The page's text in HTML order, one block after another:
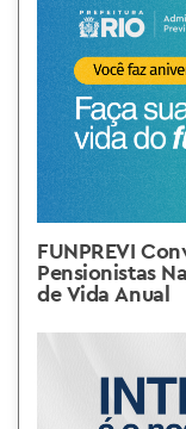
FUNPREVI
Pensionistas
de Vida Anual